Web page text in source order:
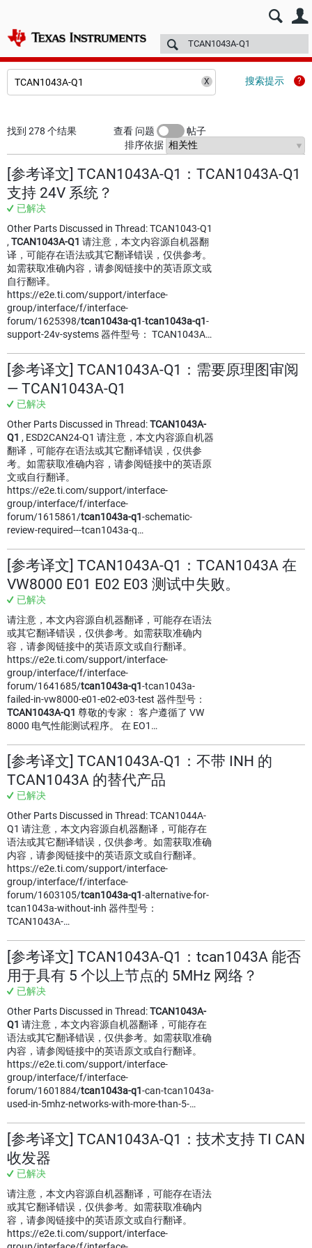
E2E™ 中文设计支持 > 技术文章 TI 培训
搜索提示
找到 278 个结果 查看 问题
帖子
排序依据
[参考译文] TCAN1043A-Q1：TCAN1043A-Q1
支持 24V 系统？
已解决
Other Parts Discussed in Thread: TCAN1043-Q1
, TCAN1043A-Q1 请注意，本文内容源自机器翻
译，可能存在语法或其它翻译错误，仅供参考。
如需获取准确内容，请参阅链接中的英语原文或
自行翻译。
https://e2e.ti.com/support/interface-
group/interface/f/interface-
forum/1625398/tcan1043a-q1-tcan1043a-q1-
support-24v-systems 器件型号： TCAN1043A…
[参考译文] TCAN1043A-Q1：需要原理图审阅
— TCAN1043A-Q1
已解决
Other Parts Discussed in Thread:TCAN1043A-
Q1 , ESD2CAN24-Q1 请注意，本文内容源自机器
翻译，可能存在语法或其它翻译错误，仅供参
考。如需获取准确内容，请参阅链接中的英语原
文或自行翻译。
https://e2e.ti.com/support/interface-
group/interface/f/interface-
forum/1615861/tcan1043a-q1-schematic-
review-required---tcan1043a-q…
[参考译文] TCAN1043A-Q1：TCAN1043A 在
VW8000 E01 E02 E03 测试中失败。
已解决
请注意，本文内容源自机器翻译，可能存在语法
或其它翻译错误，仅供参考。如需获取准确内
容，请参阅链接中的英语原文或自行翻译。
https://e2e.ti.com/support/interface-
group/interface/f/interface-
forum/1641685/tcan1043a-q1-tcan1043a-
failed-in-vw8000-e01-e02-e03-test 器件型号：
TCAN1043A-Q1 尊敬的专家： 客户遵循了 VW
8000 电气性能测试程序。 在 EO1…
[参考译文] TCAN1043A-Q1：不带 INH 的
TCAN1043A 的替代产品
已解决
Other Parts Discussed in Thread: TCAN1044A-
Q1 请注意，本文内容源自机器翻译，可能存在
语法或其它翻译错误，仅供参考。如需获取准确
内容，请参阅链接中的英语原文或自行翻译。
https://e2e.ti.com/support/interface-
group/interface/f/interface-
forum/1603105/tcan1043a-q1-alternative-for-
tcan1043a-without-inh 器件型号：
TCAN1043A-…
[参考译文] TCAN1043A-Q1：tcan1043A 能否
用于具有 5 个以上节点的 5MHz 网络？
已解决
Other Parts Discussed in Thread:TCAN1043A-
Q1 请注意，本文内容源自机器翻译，可能存在
语法或其它翻译错误，仅供参考。如需获取准确
内容，请参阅链接中的英语原文或自行翻译。
https://e2e.ti.com/support/interface-
group/interface/f/interface-
forum/1601884/tcan1043a-q1-can-tcan1043a-
used-in-5mhz-networks-with-more-than-5-…
[参考译文] TCAN1043A-Q1：技术支持 TI CAN
收发器
已解决
请注意，本文内容源自机器翻译，可能存在语法
或其它翻译错误，仅供参考。如需获取准确内
容，请参阅链接中的英语原文或自行翻译。
https://e2e.ti.com/support/interface-